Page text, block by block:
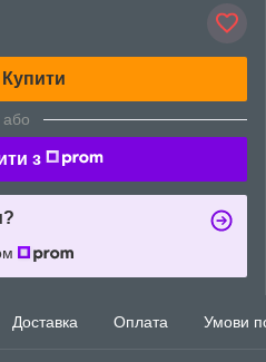
Купити
або
з
Доставка Оплата Умови